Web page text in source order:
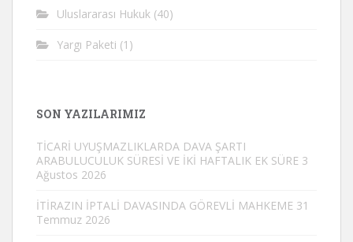
Uluslararası Hukuk (40)
Yargı Paketi (1)
SON YAZILARIMIZ
TİCARİ UYUŞMAZLIKLARDA DAVA ŞARTI
ARABULUCULUK SÜRESİ VE İKİ HAFTALIK EK SÜRE 3
Ağustos 2026
İTİRAZIN İPTALİ DAVASINDA GÖREVLİ MAHKEME 31
Temmuz 2026